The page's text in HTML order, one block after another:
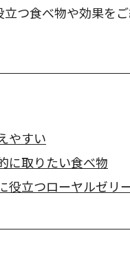
つ食べ物や効果を
やすい
に取りたい食べ物
役立つローヤルゼリ